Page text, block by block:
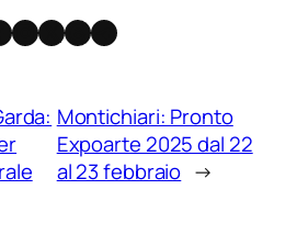
Instagram
X Threads
Telegram
Montichiari: Pronto
Expoarte 2025 dal 22
al 23 febbraio →